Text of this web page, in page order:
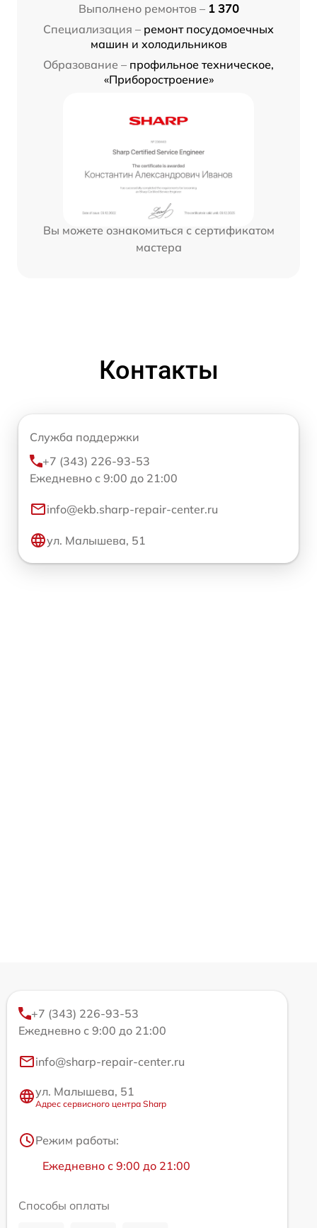
Выполнено ремонтов – 1 370
Специализация – ремонт посудомоечных
машин и холодильников
Образование – профильное техническое,
«Приборостроение»
Вы можете ознакомиться с сертификатом
мастера
Контакты
Служба поддержки
+7 (343) 226-93-53
Ежедневно с 9:00 до 21:00
info@ekb.sharp-repair-center.ru
ул. Малышева, 51
+7 (343) 226-93-53
Ежедневно с 9:00 до 21:00
info@sharp-repair-center.ru
ул. Малышева, 51
Адрес сервисного центра Sharp
Режим работы:
Ежедневно с 9:00 до 21:00
Способы оплаты